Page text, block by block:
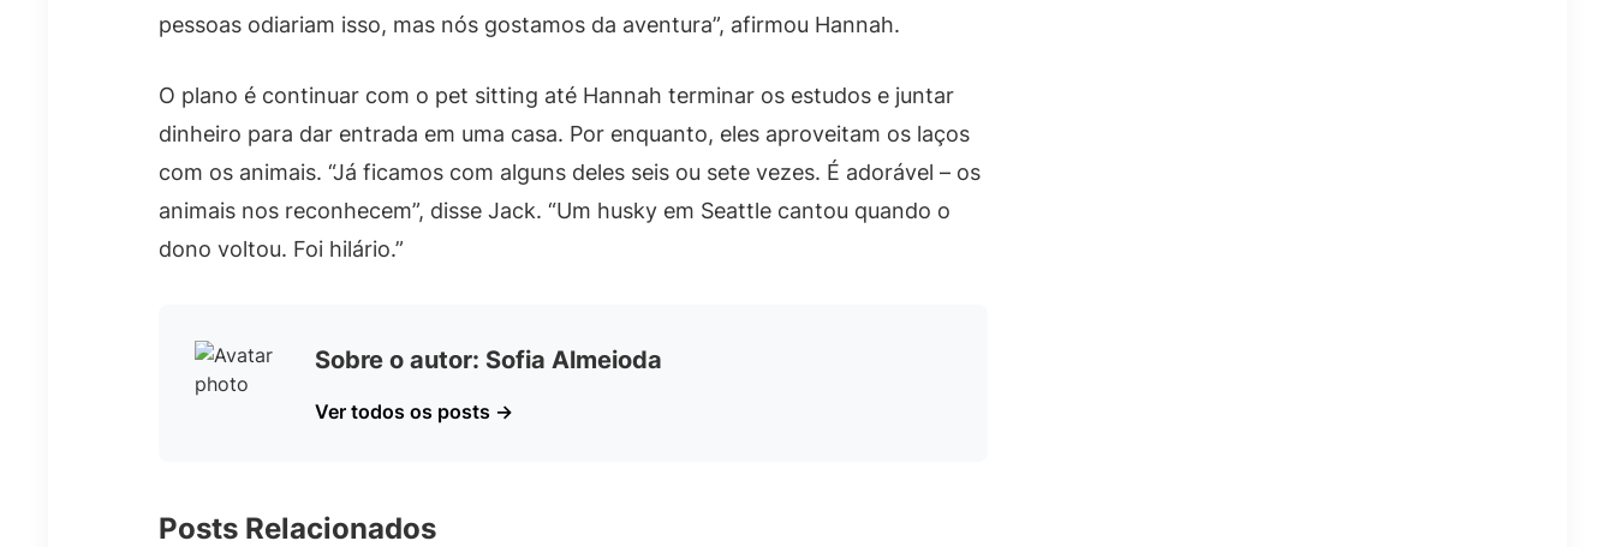
pessoas odiariam isso, mas nós gostamos da aventura”, afirmou Hannah.
O plano é continuar com o pet sitting até Hannah terminar os estudos e juntar
dinheiro para dar entrada em uma casa. Por enquanto, eles aproveitam os laços
com os animais. “Já ficamos com alguns deles seis ou sete vezes. É adorável – os
animais nos reconhecem”, disse Jack. “Um husky em Seattle cantou quando o
dono voltou. Foi hilário.”
Sobre o autor: Sofia Almeioda
Ver todos os posts →
Posts Relacionados